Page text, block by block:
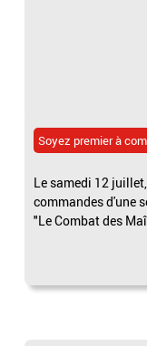
Soyez premier à
Le samedi 12
commandes d'une
"Le Combat des